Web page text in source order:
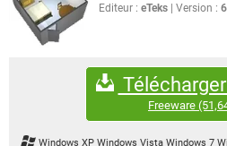
GRATIS
TIKTOK
NETFLIX
VIDEOBELLEN
INSTAGRAM
FORUM
Editeur : eTeks Version :
Freeware
Windows XP Windows Vista Windows 7